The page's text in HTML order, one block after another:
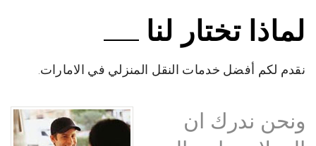
لماذا تختار لنا
نقدم لكم أفضل خدمات النقل المنزلي في الامارات.
ونحن ندرك ان